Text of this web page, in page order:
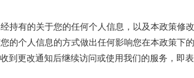
持有的关于您的任何个人信息，以及本政策修
的个人信息的方式做出任何影响您在本政策下
到更改通知后继续访问或使用我们的服务，即